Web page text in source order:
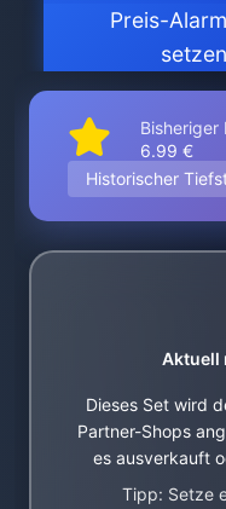
Preis-Alarm
setzen
Bisheriger
6.99 €
Historischer
Aktuell
Dieses Set wird
Partner-Shops
es ausverkauft
Tipp: Setze